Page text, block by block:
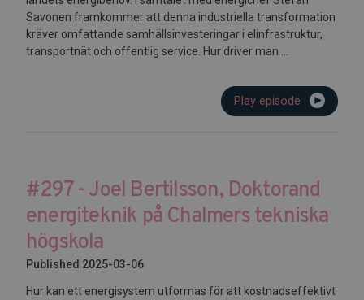
Savonen framkommer att denna industriella transformation
kräver omfattande samhällsinvesteringar i elinfrastruktur,
transportnät och offentlig service. Hur driver man ...
Play episode
#297 - Joel Bertilsson, Doktorand
energiteknik på Chalmers tekniska
högskola
Published 2025-03-06
Hur kan ett energisystem utformas för att kostnadseffektivt